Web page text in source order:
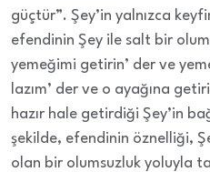
güçtür”. Şey’in yalnızca
efendinin Şey ile salt bir
yemeğimi getirin’ der ve
lazım’ der ve o ayağına
hazır hale getirdiği Şey’in
şekilde, efendinin öznelliği,
olan bir olumsuzluk yoluyla